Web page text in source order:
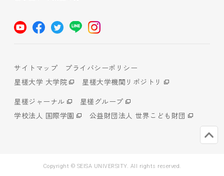
サイトマップ
プライバシーポリシー
星槎大学 大学院
星槎大学機関リポジトリ
星槎ジャーナル
星槎グループ
学校法人 国際学園
公益財団法人 世界こども財団
Copyright © SEISA UNIVERSITY. All rights reserved.